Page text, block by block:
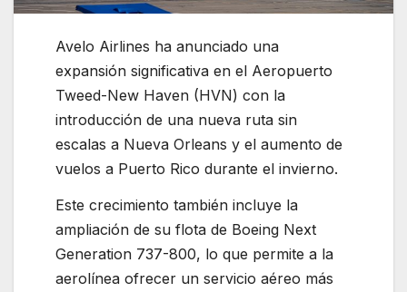
Avelo Airlines ha anunciado una
expansión significativa en el Aeropuerto
Tweed-New Haven (HVN) con la
introducción de una nueva ruta sin
escalas a Nueva Orleans y el aumento de
vuelos a Puerto Rico durante el invierno.
Este crecimiento también incluye la
ampliación de su flota de Boeing Next
Generation 737-800, lo que permite a la
aerolínea ofrecer un servicio aéreo más